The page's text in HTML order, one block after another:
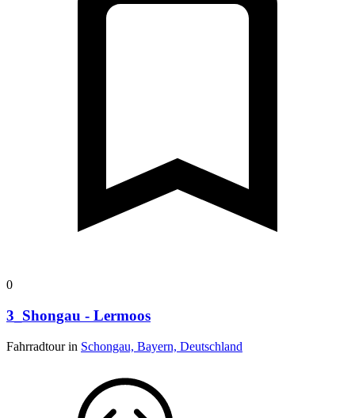
0
3_Shongau - Lermoos
Fahrradtour in Schongau, Bayern, Deutschland